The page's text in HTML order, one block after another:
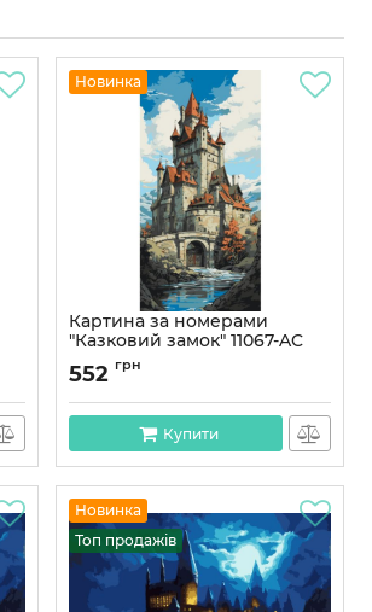
Новинка
Картина за номерами
"Казковий замок" 11067-AC
40x80 см
Артикул:
552 грн
Купити
Новинка
Топ продажів